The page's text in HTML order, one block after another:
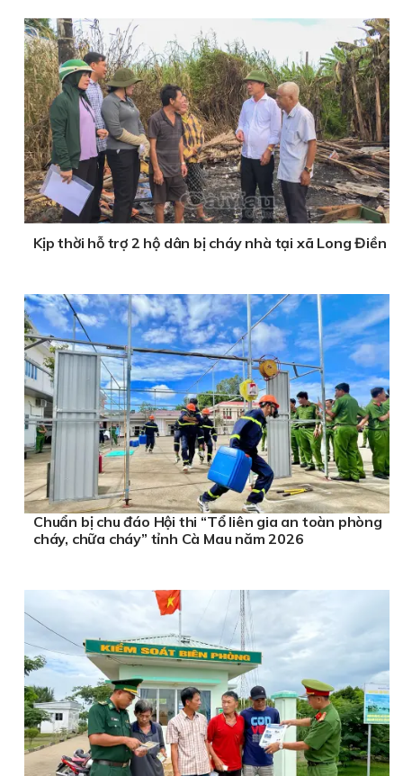
Kịp thời hỗ trợ 2 hộ dân bị cháy nhà tại xã Long Điền
Chuẩn bị chu đáo Hội thi “Tổ liên gia an toàn phòng
cháy, chữa cháy” tỉnh Cà Mau năm 2026